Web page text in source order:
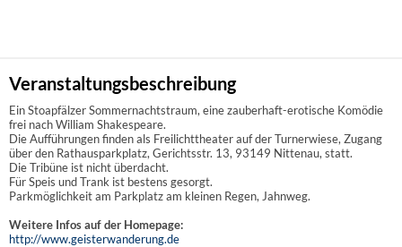
Veranstaltungsbeschreibung
Ein Stoapfälzer Sommernachtstraum, eine zauberhaft-erotische Komödie
frei nach William Shakespeare.
Die Aufführungen finden als Freilichttheater auf der Turnerwiese, Zugang
über den Rathausparkplatz, Gerichtsstr. 13, 93149 Nittenau, statt.
Die Tribüne ist nicht überdacht.
Für Speis und Trank ist bestens gesorgt.
Parkmöglichkeit am Parkplatz am kleinen Regen, Jahnweg.
Weitere Infos auf der Homepage:
http://www.geisterwanderung.de